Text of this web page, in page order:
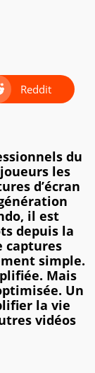
Reddit
du
les
d’écran
il est
depuis la
captures
simple.
Mais
Un
la vie
vidéos